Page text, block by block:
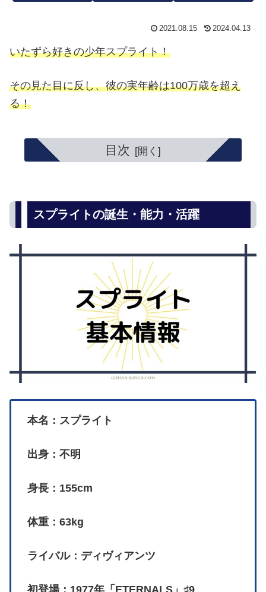
2021.08.15 2024.04.13
いたずら好きの少年スプライト！
その見た目に反し、彼の実年齢は100万歳を超え
る！
目次
スプライトの誕生・能力・活躍
本名：スプライト
出身：不明
身長：155cm
体重：63kg
ライバル：ディヴィアンツ